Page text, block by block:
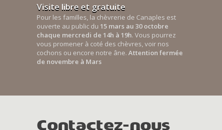
Visite libre et gratuite
Pour les familles, la chèvrerie de Canaples est
ouverte au public du 15 mars au 30 octobre
chaque mercredi de 14h à 19h. Vous pourrez
vous promener à coté des chèvres, voir nos
cochons ou encore notre âne. Attention fermée
de novembre à Mars
Contactez-nous